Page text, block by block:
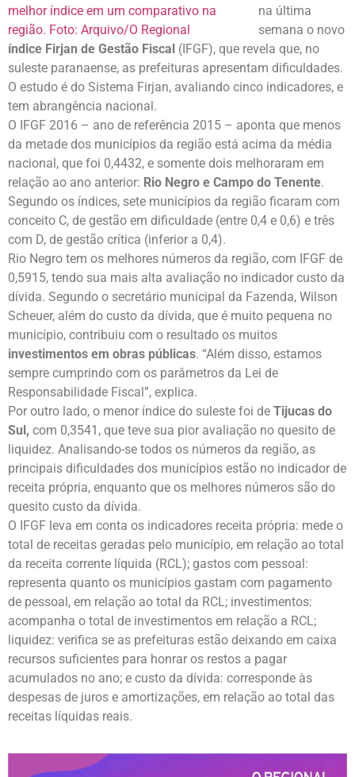
na última
semana o novo
índice Firjan de Gestão Fiscal (IFGF), que revela que, no
suleste paranaense, as prefeituras apresentam dificuldades.
O estudo é do Sistema Firjan, avaliando cinco indicadores, e
tem abrangência nacional.
O IFGF 2016 – ano de referência 2015 – aponta que menos
da metade dos municípios da região está acima da média
nacional, que foi 0,4432, e somente dois melhoraram em
relação ao ano anterior: Rio Negro e Campo do Tenente.
Segundo os índices, sete municípios da região ficaram com
conceito C, de gestão em dificuldade (entre 0,4 e 0,6) e três
com D, de gestão crítica (inferior a 0,4).
Rio Negro tem os melhores números da região, com IFGF de
0,5915, tendo sua mais alta avaliação no indicador custo da
dívida. Segundo o secretário municipal da Fazenda, Wilson
Scheuer, além do custo da dívida, que é muito pequena no
município, contribuiu com o resultado os muitos
investimentos em obras públicas. “Além disso, estamos
sempre cumprindo com os parâmetros da Lei de
Responsabilidade Fiscal”, explica.
Por outro lado, o menor índice do suleste foi de Tijucas do
Sul, com 0,3541, que teve sua pior avaliação no quesito de
liquidez. Analisando-se todos os números da região, as
principais dificuldades dos municípios estão no indicador de
receita própria, enquanto que os melhores números são do
quesito custo da dívida.
O IFGF leva em conta os indicadores receita própria: mede o
total de receitas geradas pelo município, em relação ao total
da receita corrente líquida (RCL); gastos com pessoal:
representa quanto os municípios gastam com pagamento
de pessoal, em relação ao total da RCL; investimentos:
acompanha o total de investimentos em relação a RCL;
liquidez: verifica se as prefeituras estão deixando em caixa
recursos suficientes para honrar os restos a pagar
acumulados no ano; e custo da dívida: corresponde às
despesas de juros e amortizações, em relação ao total das
receitas líquidas reais.